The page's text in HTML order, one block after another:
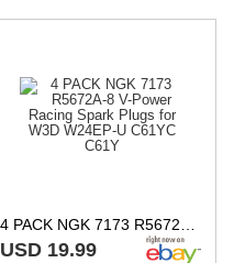
4 PACK NGK 7173 R5672A-8 V-Power Racing Spark Plugs for W3D W24EP-U C61YC C61Y
USD 19.99